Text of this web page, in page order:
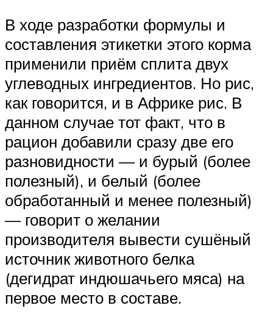
В ходе разработки формулы и
составления этикетки этого корма
применили приём сплита двух
углеводных ингредиентов. Но рис,
как говорится, и в Африке рис. В
данном случае тот факт, что в
рацион добавили сразу две его
разновидности — и бурый (более
полезный), и белый (более
обработанный и менее полезный)
— говорит о желании
производителя вывести сушёный
источник животного белка
(дегидрат индюшачьего мяса) на
первое место в составе.